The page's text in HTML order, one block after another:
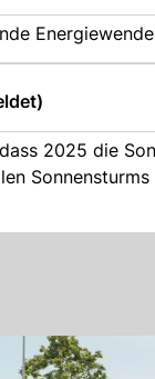
Energiewende
2025 die